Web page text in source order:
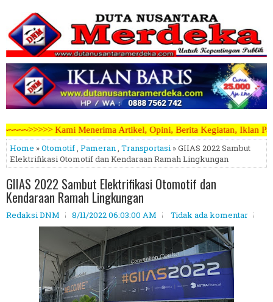
Artikel, Opini, Berita Kegiatan, Iklan Pariwara dapat
Home »Otomotif, Pameran, Transportasi » GIIAS 2022 Sambut
Elektrifikasi Otomotif dan Kendaraan Ramah Lingkungan
GIIAS 2022 Sambut Elektrifikasi Otomotif dan
Kendaraan Ramah Lingkungan
Redaksi DNM 8/11/2022 06:03:00 AM Tidak ada komentar